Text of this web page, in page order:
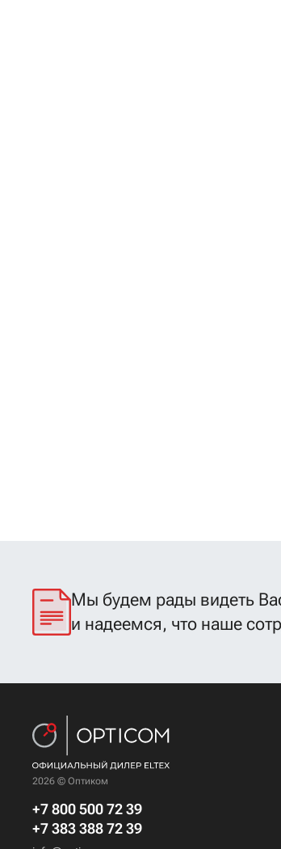
Мы будем рады видеть
и надеемся, что наше
2026 © Оптиком
+7 800 500 72 39
+7 383 388 72 39